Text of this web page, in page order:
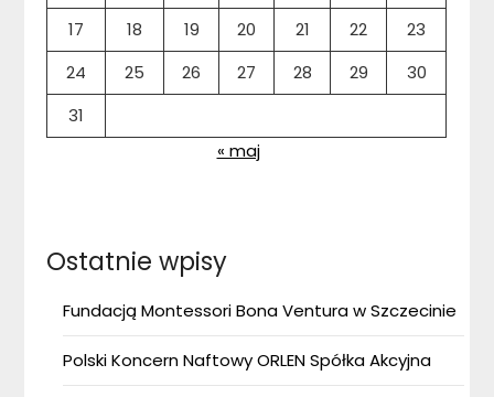
17
18 19 20 21 22
23
24
25 26 27 28 29
30
31
« maj
Ostatnie wpisy
Fundacją Montessori Bona Ventura w Szczecinie
Polski Koncern Naftowy ORLEN Spółka Akcyjna